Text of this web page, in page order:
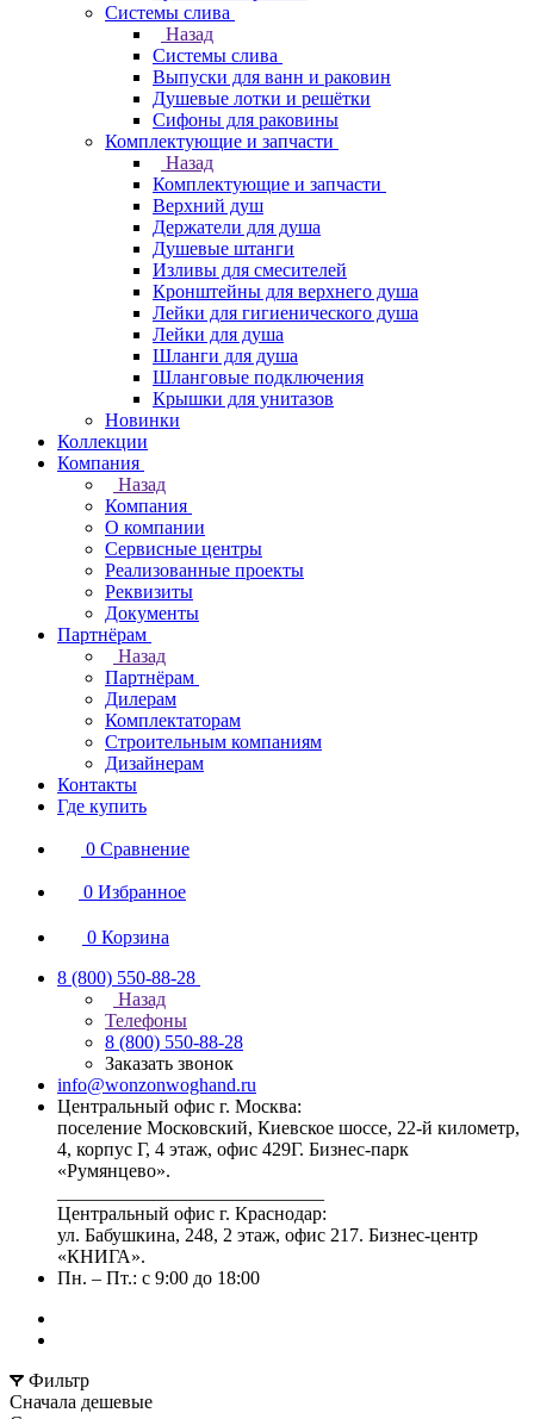
Системы слива
Назад
Системы слива
Выпуски для ванн и раковин
Душевые лотки и решётки
Сифоны для раковины
Комплектующие и запчасти
Назад
Комплектующие и запчасти
Верхний душ
Держатели для душа
Душевые штанги
Изливы для смесителей
Кронштейны для верхнего душа
Лейки для гигиенического душа
Лейки для душа
Шланги для душа
Шланговые подключения
Крышки для унитазов
Новинки
Коллекции
Компания
Назад
Компания
О компании
Сервисные центры
Реализованные проекты
Реквизиты
Документы
Партнёрам
Назад
Партнёрам
Дилерам
Комплектаторам
Строительным компаниям
Дизайнерам
Контакты
Где купить
0 Сравнение
0 Избранное
0 Корзина
8 (800) 550-88-28
Назад
Телефоны
8 (800) 550-88-28
Заказать звонок
info@wonzonwoghand.ru
Центральный офис г. Москва:
поселение Московский, Киевское шоссе, 22-й километр,
4, корпус Г, 4 этаж, офис 429Г. Бизнес-парк
«Румянцево».
Центральный офис г. Краснодар:
ул. Бабушкина, 248, 2 этаж, офис 217. Бизнес-центр
«КНИГА».
Пн. – Пт.: с 9:00 до 18:00
Фильтр
Сначала дешевые